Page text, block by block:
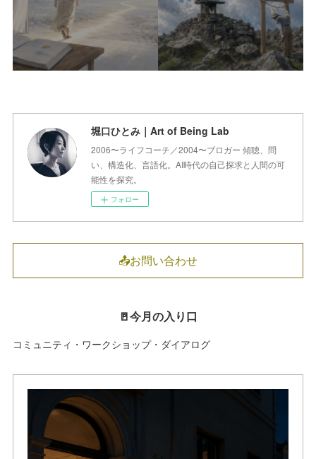
堀口ひとみ｜Art of Being Lab
2006〜ライフコーチ／2004〜ブロガー 傾聴、問
い、構造化、言語化。AI時代の自己探求と人間の可
能性を探究。
フォロー
📤お問い合わせ
🚪今月の入り口
コミュニティ・ワークショップ・ダイアログ